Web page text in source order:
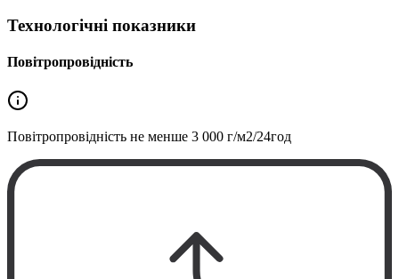
Технологічні показники
Повітропровідність
Повітропровідність не менше 3 000 г/м2/24год